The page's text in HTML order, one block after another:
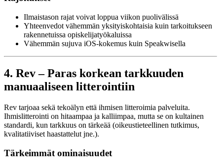
Ilmaistason rajat voivat loppua viikon puolivälissä
Yhteenvedot vähemmän yksityiskohtaisia kuin tarkoitukseen
rakennetuissa opiskelijatyökaluissa
Vähemmän sujuva iOS-kokemus kuin Speakwisella
4. Rev – Paras korkean tarkkuuden
manuaaliseen litterointiin
Rev tarjoaa sekä tekoälyn että ihmisen litteroimia palveluita.
Ihmislitterointi on hitaampaa ja kalliimpaa, mutta se on kultainen
standardi, kun tarkkuus on tärkeää (oikeustieteellinen tutkimus,
kvalitatiiviset haastattelut jne.).
Tärkeimmät ominaisuudet